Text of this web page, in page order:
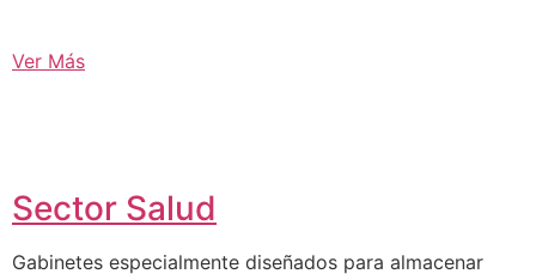
Ver Más
Sector Salud
Gabinetes especialmente diseñados para almacenar